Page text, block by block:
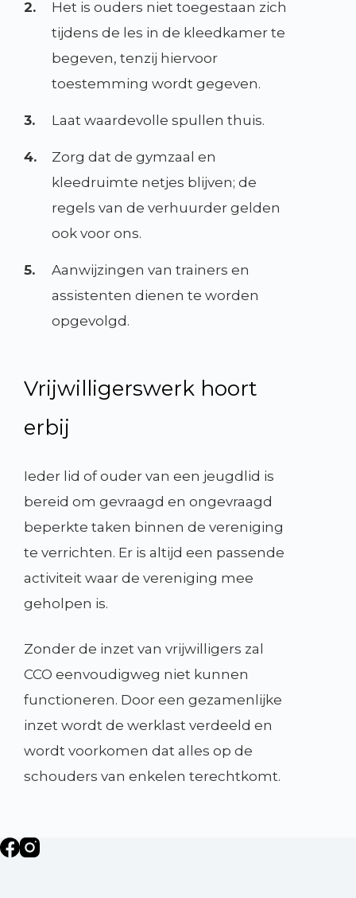
2.
Het is ouders niet toegestaan zich
tijdens de les in de kleedkamer te
begeven, tenzij hiervoor
toestemming wordt gegeven.
3. Laat waardevolle spullen thuis.
4.
Zorg dat de gymzaal en
kleedruimte netjes blijven; de
regels van de verhuurder gelden
ook voor ons.
5.
Aanwijzingen van trainers en
assistenten dienen te worden
opgevolgd.
Vrijwilligerswerk hoort
erbij
Ieder lid of ouder van een jeugdlid is
bereid om gevraagd en ongevraagd
beperkte taken binnen de vereniging
te verrichten. Er is altijd een passende
activiteit waar de vereniging mee
geholpen is.
Zonder de inzet van vrijwilligers zal
CCO eenvoudigweg niet kunnen
functioneren. Door een gezamenlijke
inzet wordt de werklast verdeeld en
wordt voorkomen dat alles op de
schouders van enkelen terechtkomt.